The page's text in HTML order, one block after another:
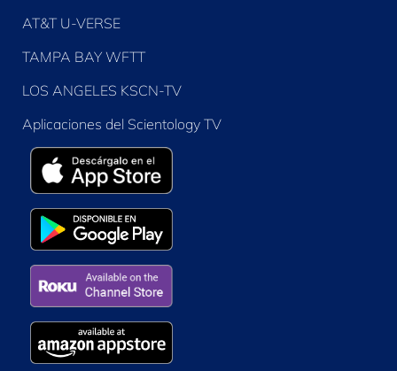
AT&T U-VERSE
TAMPA BAY WFTT
LOS ANGELES KSCN-TV
Aplicaciones del Scientology TV